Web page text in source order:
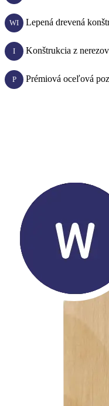
WI Lepená drevená
I Konštrukcia z
P Prémiová oceľová